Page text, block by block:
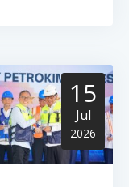
15
Jul
2026